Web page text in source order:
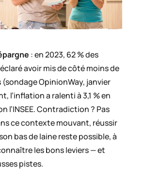
: en 2023, 62 % des
avoir mis de côté moins de
(sondage OpinionWay, janvier
l’inflation a ralenti à 3,1 % en
l’INSEE. Contradiction ? Pas
ce contexte mouvant, réussir
bas de laine reste possible, à
les bons leviers — et
pistes.